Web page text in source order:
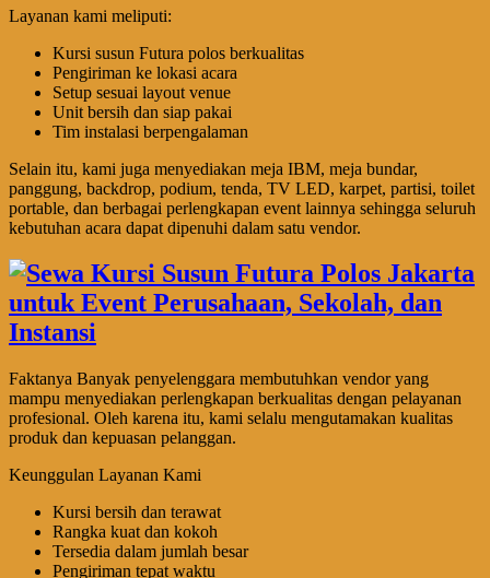
Layanan kami meliputi:
Kursi susun Futura polos berkualitas
Pengiriman ke lokasi acara
Setup sesuai layout venue
Unit bersih dan siap pakai
Tim instalasi berpengalaman
Selain itu, kami juga menyediakan meja IBM, meja bundar,
panggung, backdrop, podium, tenda, TV LED, karpet, partisi, toilet
portable, dan berbagai perlengkapan event lainnya sehingga seluruh
kebutuhan acara dapat dipenuhi dalam satu vendor.
Faktanya Banyak penyelenggara membutuhkan vendor yang
mampu menyediakan perlengkapan berkualitas dengan pelayanan
profesional. Oleh karena itu, kami selalu mengutamakan kualitas
produk dan kepuasan pelanggan.
Keunggulan Layanan Kami
Kursi bersih dan terawat
Rangka kuat dan kokoh
Tersedia dalam jumlah besar
Pengiriman tepat waktu